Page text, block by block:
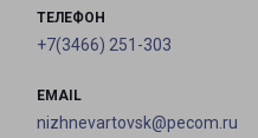
ТЕЛЕФОН
+7(3466) 251-303
EMAIL
nizhnevartovsk@pecom.ru